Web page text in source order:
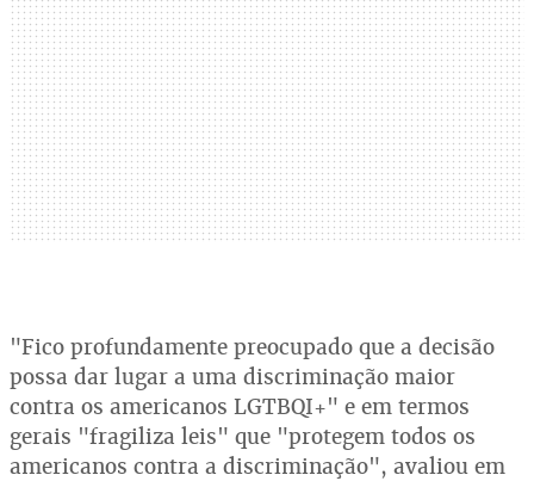
"Fico profundamente preocupado que a decisão
possa dar lugar a uma discriminação maior
contra os americanos LGTBQI+" e em termos
gerais "fragiliza leis" que "protegem todos os
americanos contra a discriminação", avaliou em